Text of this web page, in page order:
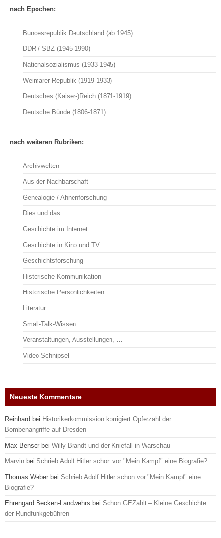
nach Epochen:
Bundesrepublik Deutschland (ab 1945)
DDR / SBZ (1945-1990)
Nationalsozialismus (1933-1945)
Weimarer Republik (1919-1933)
Deutsches (Kaiser-)Reich (1871-1919)
Deutsche Bünde (1806-1871)
nach weiteren Rubriken:
Archivwelten
Aus der Nachbarschaft
Genealogie / Ahnenforschung
Dies und das
Geschichte im Internet
Geschichte in Kino und TV
Geschichtsforschung
Historische Kommunikation
Historische Persönlichkeiten
Literatur
Small-Talk-Wissen
Veranstaltungen, Ausstellungen, …
Video-Schnipsel
Neueste Kommentare
Reinhard bei Historikerkommission korrigiert Opferzahl der
Bombenangriffe auf Dresden
Max Benser bei Willy Brandt und der Kniefall in Warschau
Marvin bei Schrieb Adolf Hitler schon vor "Mein Kampf" eine Biografie?
Thomas Weber bei Schrieb Adolf Hitler schon vor "Mein Kampf" eine
Biografie?
Ehrengard Becken-Landwehrs bei Schon GEZahlt – Kleine Geschichte
der Rundfunkgebühren